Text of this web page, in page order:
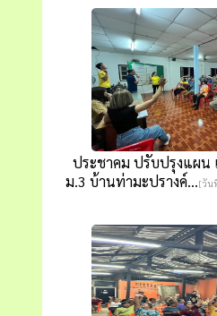
ประชาคม ปรับปรุงแผน
ม.3 บ้านท่ามะปรางค์...[วัน